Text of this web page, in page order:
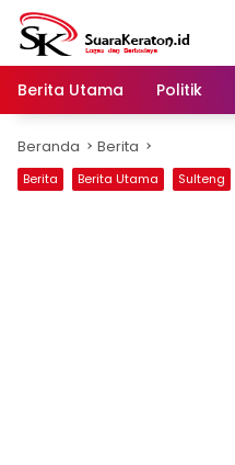
Langsung
konten
Berita Utama
Politik
Beranda Berita
Berita Berita Utama Sulteng